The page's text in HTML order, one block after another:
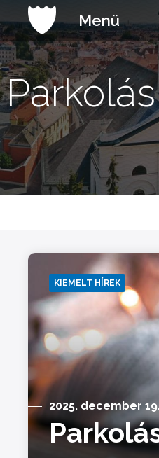
a
tartalomhoz
Menü
KIEMELT HÍREK
2025. december